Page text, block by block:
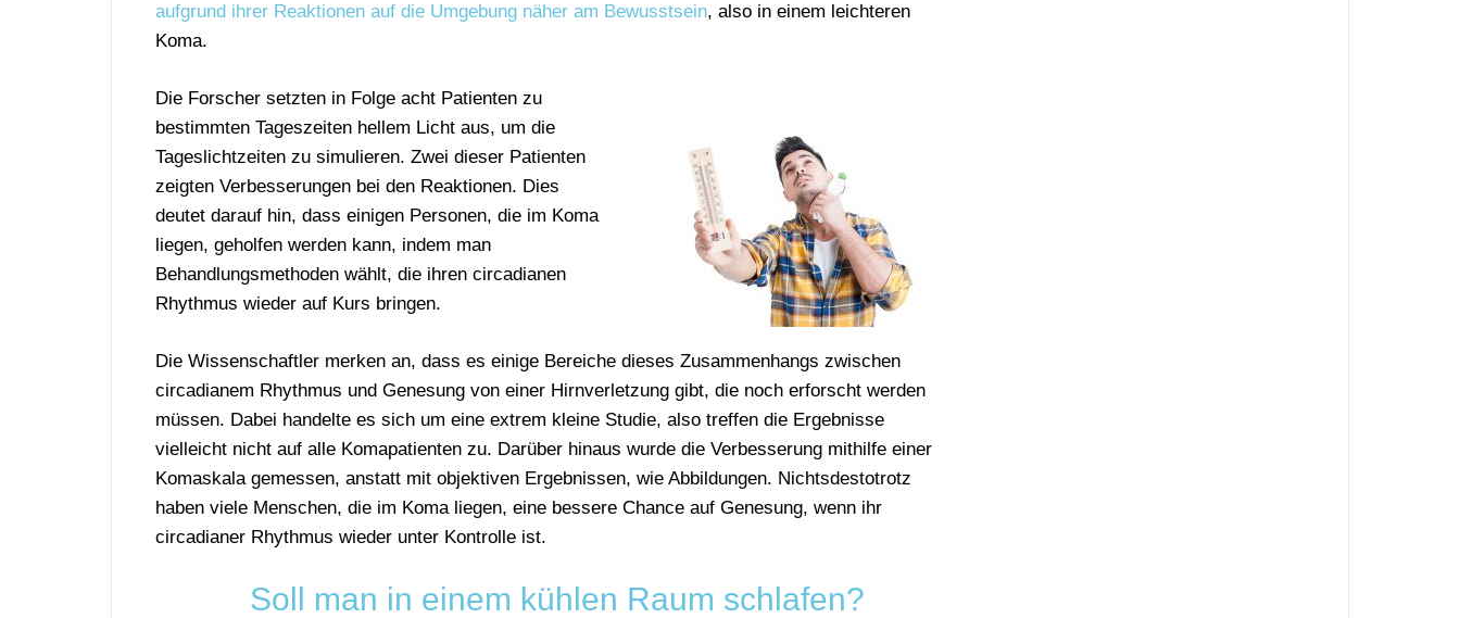
aufgrund ihrer Reaktionen auf die Umgebung näher am Bewusstsein, also in einem leichteren
Koma.
Die Forscher setzten in Folge acht Patienten zu
bestimmten Tageszeiten hellem Licht aus, um die
Tageslichtzeiten zu simulieren. Zwei dieser Patienten
zeigten Verbesserungen bei den Reaktionen. Dies
deutet darauf hin, dass einigen Personen, die im Koma
liegen, geholfen werden kann, indem man
Behandlungsmethoden wählt, die ihren circadianen
Rhythmus wieder auf Kurs bringen.
Die Wissenschaftler merken an, dass es einige Bereiche dieses Zusammenhangs zwischen
circadianem Rhythmus und Genesung von einer Hirnverletzung gibt, die noch erforscht werden
müssen. Dabei handelte es sich um eine extrem kleine Studie, also treffen die Ergebnisse
vielleicht nicht auf alle Komapatienten zu. Darüber hinaus wurde die Verbesserung mithilfe einer
Komaskala gemessen, anstatt mit objektiven Ergebnissen, wie Abbildungen. Nichtsdestotrotz
haben viele Menschen, die im Koma liegen, eine bessere Chance auf Genesung, wenn ihr
circadianer Rhythmus wieder unter Kontrolle ist.
Soll man in einem kühlen Raum schlafen?